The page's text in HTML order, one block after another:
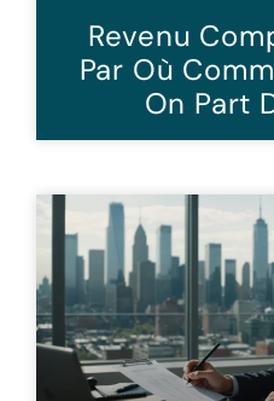
Revenu
Par Où
On Part